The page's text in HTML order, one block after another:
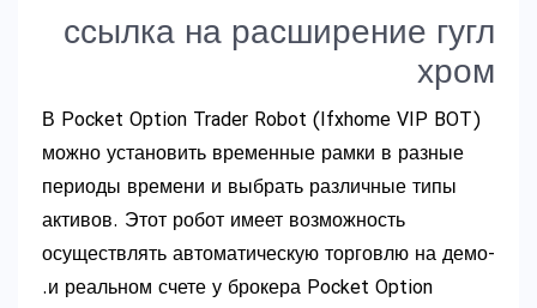
ссылка на расширение гугл
хром
В Pocket Option Trader Robot (Ifxhome VIP BOT)
можно установить временные рамки в разные
периоды времени и выбрать различные типы
активов. Этот робот имеет возможность
осуществлять автоматическую торговлю на демо-
и реальном счете у брокера Pocket Option.